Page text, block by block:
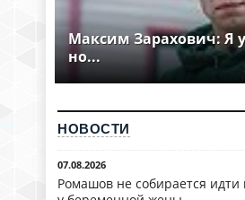
Максим Зарахович: Я
но...
НОВОСТИ
07.08.2026
Ромашов не собирается идти